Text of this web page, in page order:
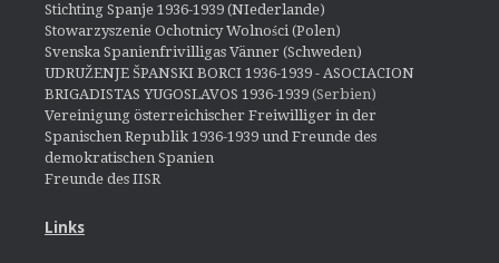
Stichting Spanje 1936-1939 (NIederlande)
Stowarzyszenie Ochotnicy Wolności (Polen)
Svenska Spanienfrivilligas Vänner (Schweden)
UDRUŽENJE ŠPANSKI BORCI 1936-1939 - ASOCIACION
BRIGADISTAS YUGOSLAVOS 1936-1939 (Serbien)
Vereinigung österreichischer Freiwilliger in der
Spanischen Republik 1936-1939 und Freunde des
demokratischen Spanien
Freunde des IISR
Links